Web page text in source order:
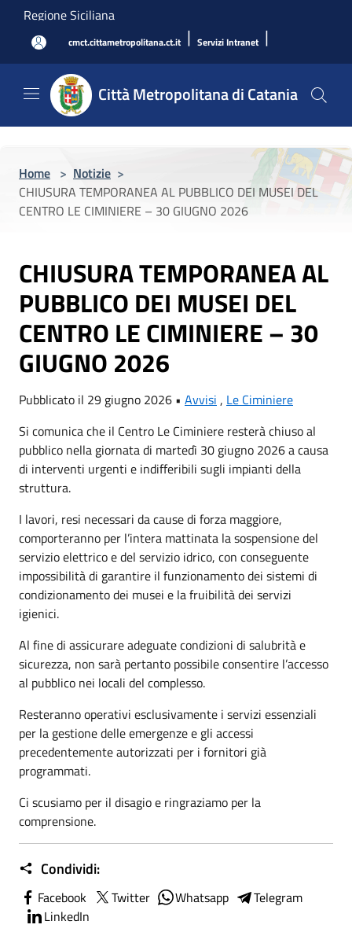
Salta al contenuto principale
Regione Siciliana
cmct.cittametropolitana.ct.it | Servizi Intranet |
Città Metropolitana di Catania
Home > Notizie >
CHIUSURA TEMPORANEA AL PUBBLICO DEI MUSEI DEL
CENTRO LE CIMINIERE – 30 GIUGNO 2026
CHIUSURA TEMPORANEA AL
PUBBLICO DEI MUSEI DEL
CENTRO LE CIMINIERE – 30
GIUGNO 2026
Pubblicato il 29 giugno 2026 • Avvisi , Le Ciminiere
Si comunica che il Centro Le Ciminiere resterà chiuso al
pubblico nella giornata di martedì 30 giugno 2026 a causa
di interventi urgenti e indifferibili sugli impianti della
struttura.
I lavori, resi necessari da cause di forza maggiore,
comporteranno per l’intera mattinata la sospensione del
servizio elettrico e del servizio idrico, con conseguente
impossibilità di garantire il funzionamento dei sistemi di
condizionamento dei musei e la fruibilità dei servizi
igienici.
Al fine di assicurare adeguate condizioni di salubrità e
sicurezza, non sarà pertanto possibile consentire l’accesso
al pubblico nei locali del complesso.
Resteranno operativi esclusivamente i servizi essenziali
per la gestione delle emergenze e gli accessi
precedentemente autorizzati per i fornitori già
programmati.
Ci scusiamo per il disagio e ringraziamo per la
comprensione.
Condividi:
Facebook Twitter Whatsapp
Telegram
LinkedIn